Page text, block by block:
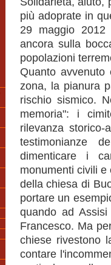
più adoprate in
29 maggio
ancora sulla
popolazioni
Quanto
zona, la pianura
rischio sismico.
memoria": i
rilevanza
testimonianze
dimenticare i
monumenti civili
della chiesa di
portare un
quando ad
Francesco. Ma
chiese rivestono
contare